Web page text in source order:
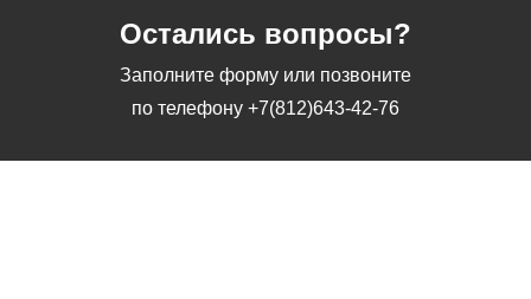
Остались вопросы?
Заполните форму или позвоните
по телефону +7(812)643-42-76